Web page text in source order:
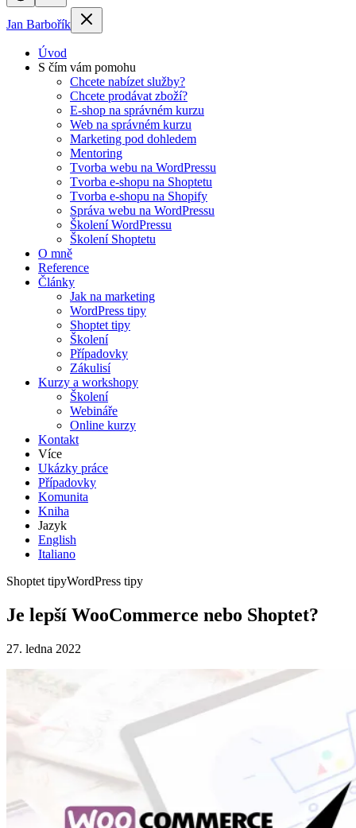
Jan Barbořík
Úvod
S čím vám pomohu
Chcete nabízet služby?
Chcete prodávat zboží?
E-shop na správném kurzu
Web na správném kurzu
Marketing pod dohledem
Mentoring
Tvorba webu na WordPressu
Tvorba e-shopu na Shoptetu
Tvorba e-shopu na Shopify
Správa webu na WordPressu
Školení WordPressu
Školení Shoptetu
O mně
Reference
Články
Jak na marketing
WordPress tipy
Shoptet tipy
Školení
Případovky
Zákulisí
Kurzy a workshopy
Školení
Webináře
Online kurzy
Kontakt
Více
Ukázky práce
Případovky
Komunita
Kniha
Jazyk
English
Italiano
Shoptet tipyWordPress tipy
Je lepší WooCommerce nebo Shoptet?
27. ledna 2022